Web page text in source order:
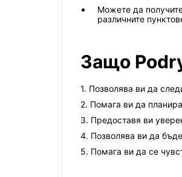
Можете да
различните
Защо
1. Позволява ви да
2. Помага ви да
3. Предоставя ви
4. Позволява ви да
5. Помага ви да се